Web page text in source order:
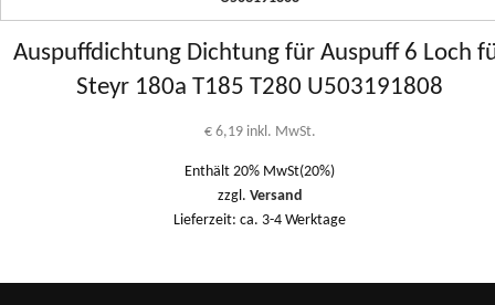
Auspuffdichtung Dichtung für Auspuff 6 Loch
Steyr 180a T185 T280 U503191808
€6,19 inkl. MwSt.
Enthält 20% MwSt(20%)
zzgl. Versand
Lieferzeit: ca. 3-4 Werktage